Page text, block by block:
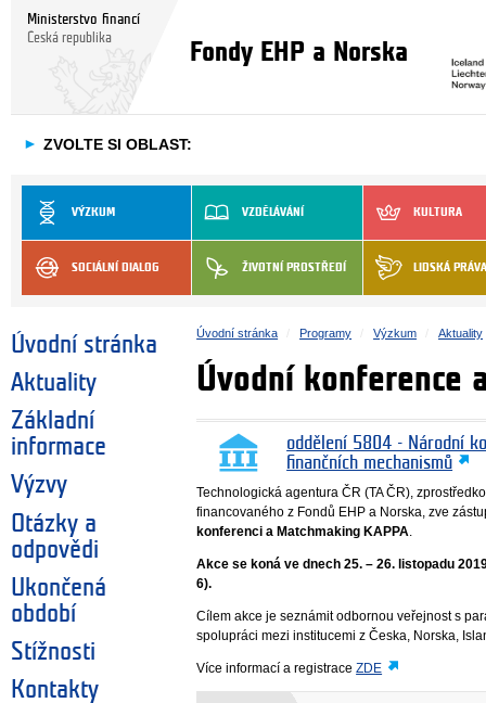
Ministerstvo financí
Česká republika
Fondy EHP a Norska
► ZVOLTE SI OBLAST:
VÝZKUM VZDĚLÁVÁNÍ KULTURA
SOCIÁLNÍ DIALOG ŽIVOTNÍ PROSTŘEDÍ LIDSKÁ PRÁVA
Úvodní stránka
Aktuality
Základní
informace
Výzvy
Otázky a
odpovědi
Ukončená
období
Stížnosti
Kontakty
Úvodní stránka Programy Výzkum Aktuality
Úvodní konference
oddělení 5804 - Národní
finančních mechanismů
Technologická agentura ČR (TA ČR),
financovaného z Fondů EHP a Norska, zve
konferenci a Matchmaking KAPPA.
Akce se koná ve dnech 25. – 26. listopadu
6).
Cílem akce je seznámit odbornou veřejnost s
spolupráci mezi institucemi z Česka, Norska,
Více informací a registraceZDE